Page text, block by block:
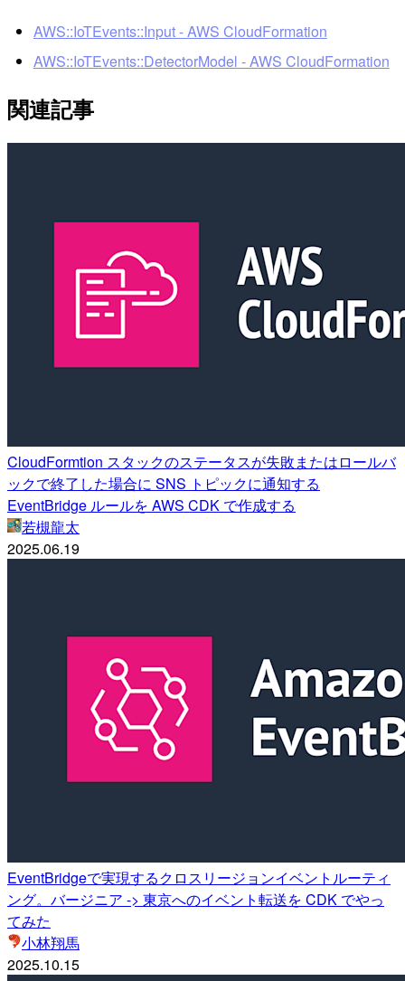
AWS::IoTEvents::Input - AWS CloudFormation
AWS::IoTEvents::DetectorModel - AWS CloudFormation
関連記事
CloudFormtion スタックのステータスが失敗またはロールバ
ックで終了した場合に SNS トピックに通知する
EventBridge ルールを AWS CDK で作成する
若槻龍太
2025.06.19
EventBridgeで実現するクロスリージョンイベントルーティ
ング。バージニア -> 東京へのイベント転送を CDK でやっ
てみた
小林翔馬
2025.10.15